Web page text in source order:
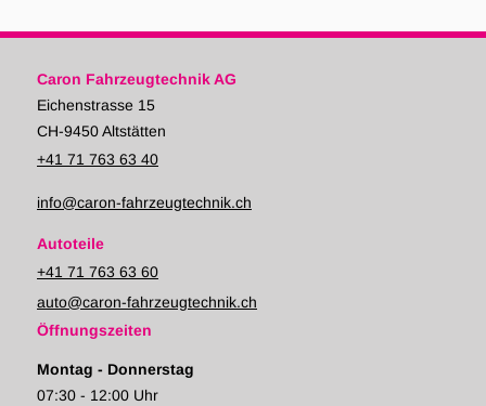
Caron Fahrzeugtechnik AG
Eichenstrasse 15
CH-9450 Altstätten
+41 71 763 63 40
info@caron-fahrzeugtechnik.ch
Autoteile
+41 71 763 63 60
auto@caron-fahrzeugtechnik.ch
Öffnungszeiten
Montag - Donnerstag
07:30 - 12:00 Uhr